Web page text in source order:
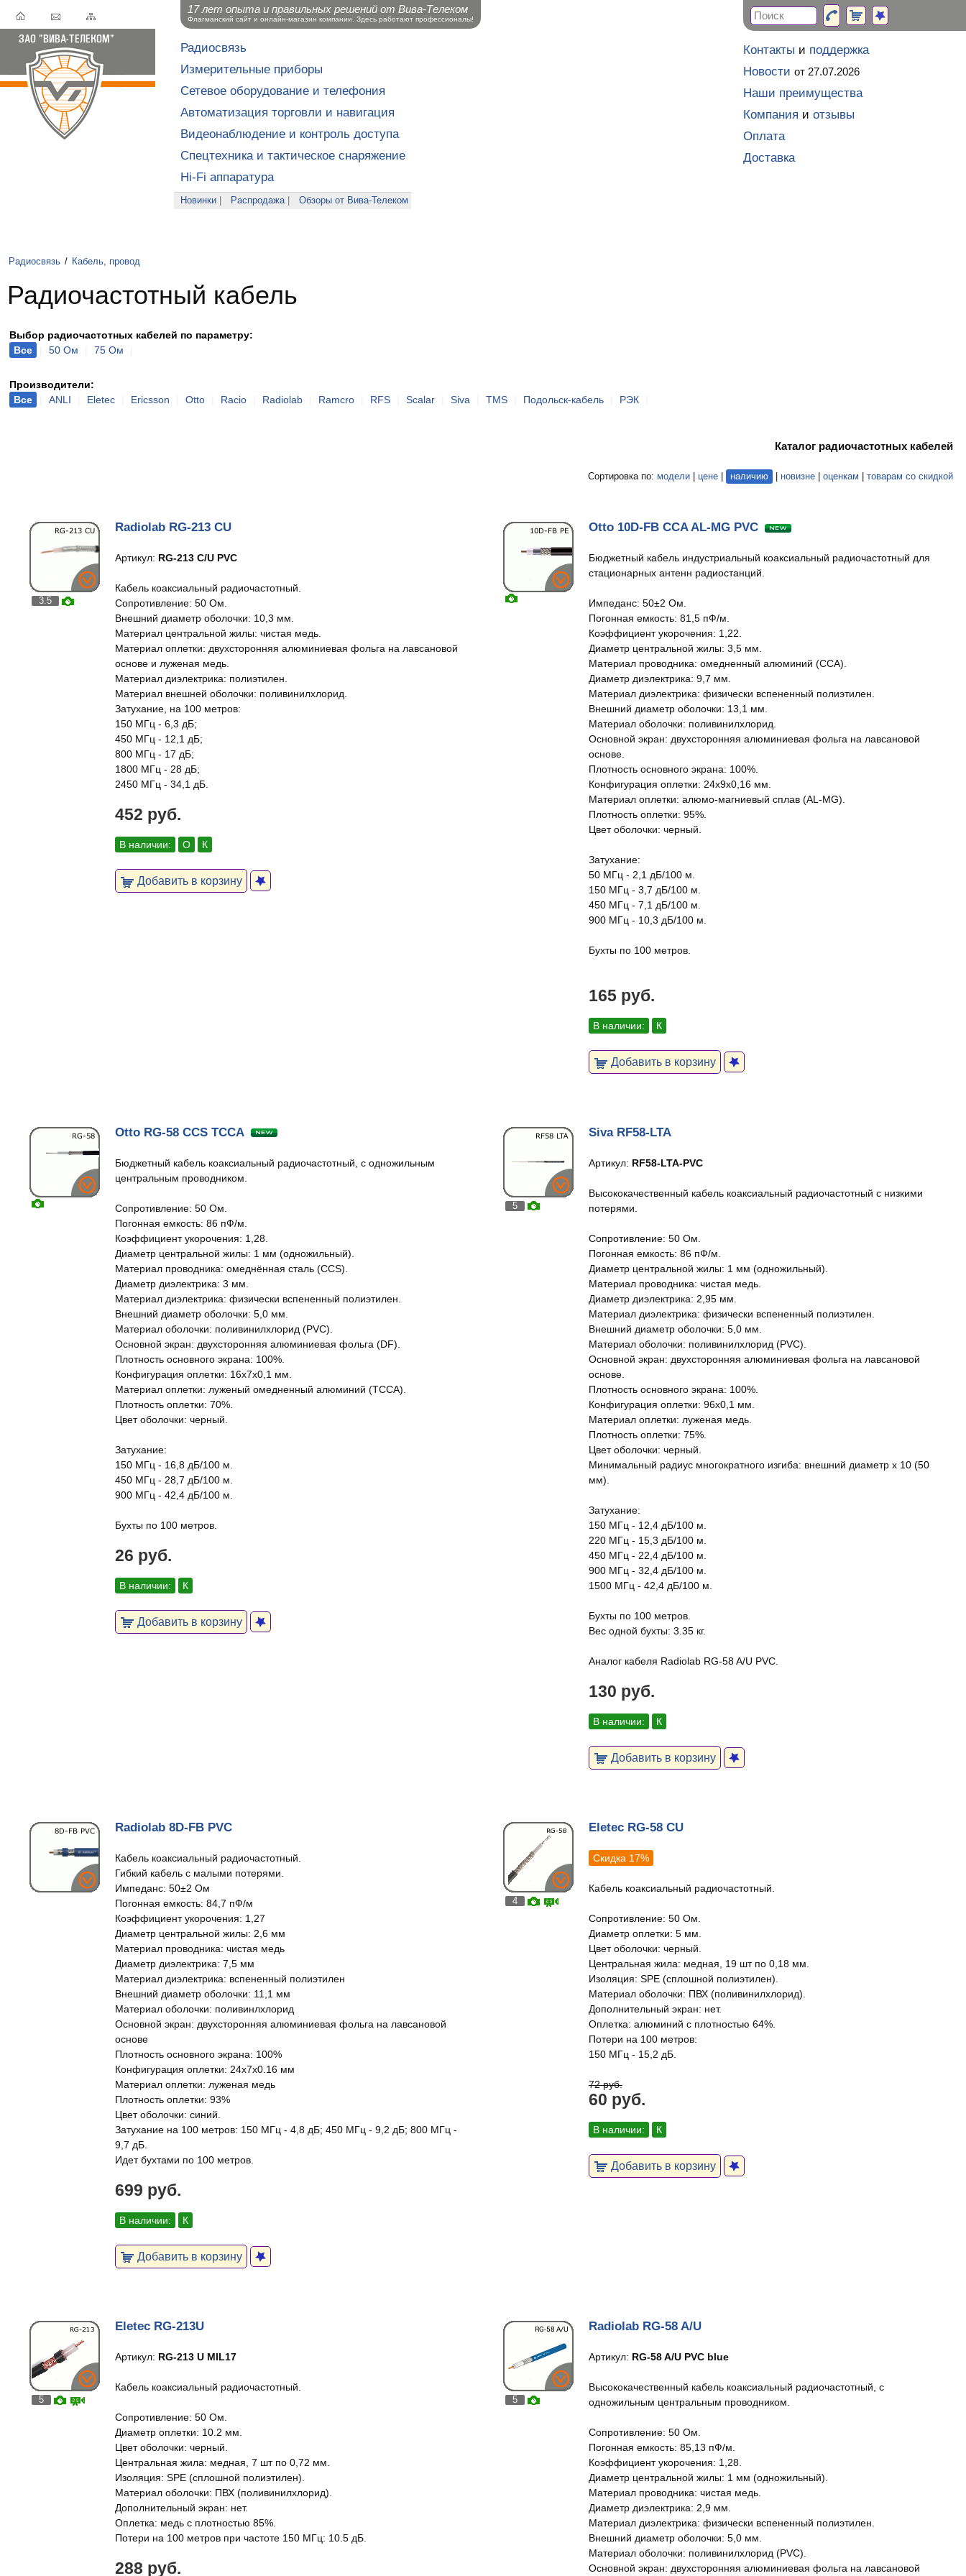
Радиосвязь
Измерительные приборы
Сетевое оборудование и телефония
Автоматизация торговли и навигация
Видеонаблюдение и контроль доступа
Спецтехника и тактическое снаряжение
Hi-Fi аппаратура
Новинки Распродажа| Обзоры от Вива-Телеком
Радиосвязь / Кабель, провод
Радиочастотный кабель
Выбор радиочастотных кабелей по параметру:
Все
50 Ом 75 Ом
Производители:
Все
ANLI Eletec Ericsson Otto Racio Radiolab Ramcro RFS Scalar Siva TMS Подольск-кабель РЭК
Каталог радиочастотных кабелей
Сортировка по: модели цене наличию новизне оценкам товарам со скидкой
3.5
Radiolab RG-213 CU
Артикул: RG-213 C/U PVC
Кабель коаксиальный радиочастотный.
Сопротивление: 50 Ом.
Внешний диаметр оболочки: 10,3 мм.
Материал центральной жилы: чистая медь.
Материал оплетки: двухсторонняя алюминиевая фольга на лавсановой
основе и луженая медь.
Материал диэлектрика: полиэтилен.
Материал внешней оболочки: поливинилхлорид.
Затухание, на 100 метров:
150 МГц - 6,3 дБ;
450 МГц - 12,1 дБ;
800 МГц - 17 дБ;
1800 МГц - 28 дБ;
2450 МГц - 34,1 дБ.
452 руб.
В наличии: О К
Добавить в корзину
Otto 10D-FB CCA AL-MG PVC
Бюджетный кабель индустриальный коаксиальный радиочастотный для
стационарных антенн радиостанций.
Импеданс: 50±2 Ом.
Погонная емкость: 81,5 пФ/м.
Коэффициент укорочения: 1,22.
Диаметр центральной жилы: 3,5 мм.
Материал проводника: омедненный алюминий (CCA).
Диаметр диэлектрика: 9,7 мм.
Материал диэлектрика: физически вспененный полиэтилен.
Внешний диаметр оболочки: 13,1 мм.
Материал оболочки: поливинилхлорид.
Основной экран: двухсторонняя алюминиевая фольга на лавсановой
основе.
Плотность основного экрана: 100%.
Конфигурация оплетки: 24x9x0,16 мм.
Материал оплетки: алюмо-магниевый сплав (AL-MG).
Плотность оплетки: 95%.
Цвет оболочки: черный.
Затухание:
50 МГц - 2,1 дБ/100 м.
150 МГц - 3,7 дБ/100 м.
450 МГц - 7,1 дБ/100 м.
900 МГц - 10,3 дБ/100 м.
Бухты по 100 метров.
165 руб.
В наличии: К
Добавить в корзину
Otto RG-58 CCS TCCA
Бюджетный кабель коаксиальный радиочастотный, с одножильным
центральным проводником.
Сопротивление: 50 Ом.
Погонная емкость: 86 пФ/м.
Коэффициент укорочения: 1,28.
Диаметр центральной жилы: 1 мм (одножильный).
Материал проводника: омеднённая сталь (CCS).
Диаметр диэлектрика: 3 мм.
Материал диэлектрика: физически вспененный полиэтилен.
Внешний диаметр оболочки: 5,0 мм.
Материал оболочки: поливинилхлорид (PVC).
Основной экран: двухсторонняя алюминиевая фольга (DF).
Плотность основного экрана: 100%.
Конфигурация оплетки: 16x7x0,1 мм.
Материал оплетки: луженый омедненный алюминий (TCCA).
Плотность оплетки: 70%.
Цвет оболочки: черный.
Затухание:
150 МГц - 16,8 дБ/100 м.
450 МГц - 28,7 дБ/100 м.
900 МГц - 42,4 дБ/100 м.
Бухты по 100 метров.
26 руб.
В наличии: К
Добавить в корзину
5
Siva RF58-LTA
Артикул: RF58-LTA-PVC
Высококачественный кабель коаксиальный радиочастотный с низкими
потерями.
Сопротивление: 50 Ом.
Погонная емкость: 86 пФ/м.
Диаметр центральной жилы: 1 мм (одножильный).
Материал проводника: чистая медь.
Диаметр диэлектрика: 2,95 мм.
Материал диэлектрика: физически вспененный полиэтилен.
Внешний диаметр оболочки: 5,0 мм.
Материал оболочки: поливинилхлорид (PVC).
Основной экран: двухсторонняя алюминиевая фольга на лавсановой
основе.
Плотность основного экрана: 100%.
Конфигурация оплетки: 96x0,1 мм.
Материал оплетки: луженая медь.
Плотность оплетки: 75%.
Цвет оболочки: черный.
Минимальный радиус многократного изгиба: внешний диаметр х 10 (50
мм).
Затухание:
150 МГц - 12,4 дБ/100 м.
220 МГц - 15,3 дБ/100 м.
450 МГц - 22,4 дБ/100 м.
900 МГц - 32,4 дБ/100 м.
1500 МГц - 42,4 дБ/100 м.
Бухты по 100 метров.
Вес одной бухты: 3.35 кг.
Аналог кабеля Radiolab RG-58 A/U PVC.
130 руб.
В наличии: К
Добавить в корзину
Radiolab 8D-FB PVC
Кабель коаксиальный радиочастотный.
Гибкий кабель с малыми потерями.
Импеданс: 50±2 Ом
Погонная емкость: 84,7 пФ/м
Коэффициент укорочения: 1,27
Диаметр центральной жилы: 2,6 мм
Материал проводника: чистая медь
Диаметр диэлектрика: 7,5 мм
Материал диэлектрика: вспененный полиэтилен
Внешний диаметр оболочки: 11,1 мм
Материал оболочки: поливинлхлорид
Основной экран: двухсторонняя алюминиевая фольга на лавсановой
основе
Плотность основного экрана: 100%
Конфигурация оплетки: 24x7x0.16 мм
Материал оплетки: луженая медь
Плотность оплетки: 93%
Цвет оболочки: синий.
Затухание на 100 метров: 150 МГц - 4,8 дБ; 450 МГц - 9,2 дБ; 800 МГц -
9,7 дБ.
Идет бухтами по 100 метров.
699 руб.
В наличии: К
Добавить в корзину
4
Eletec RG-58 CU
Скидка 17%
Кабель коаксиальный радиочастотный.
Сопротивление: 50 Ом.
Диаметр оплетки: 5 мм.
Цвет оболочки: черный.
Центральная жила: медная, 19 шт по 0,18 мм.
Изоляция: SPE (сплошной полиэтилен).
Материал оболочки: ПВХ (поливинилхлорид).
Дополнительный экран: нет.
Оплетка: алюминий с плотностью 64%.
Потери на 100 метров:
150 МГц - 15,2 дБ.
72 руб.
60 руб.
В наличии: К
Добавить в корзину
5
Eletec RG-213U
Артикул: RG-213 U MIL17
Кабель коаксиальный радиочастотный.
Сопротивление: 50 Ом.
Диаметр оплетки: 10.2 мм.
Цвет оболочки: черный.
Центральная жила: медная, 7 шт по 0,72 мм.
Изоляция: SPE (сплошной полиэтилен).
Материал оболочки: ПВХ (поливинилхлорид).
Дополнительный экран: нет.
Оплетка: медь с плотностью 85%.
Потери на 100 метров при частоте 150 МГц: 10.5 дБ.
288 руб.
5
Radiolab RG-58 A/U
Артикул: RG-58 A/U PVC blue
Высококачественный кабель коаксиальный радиочастотный, с
одножильным центральным проводником.
Сопротивление: 50 Ом.
Погонная емкость: 85,13 пФ/м.
Коэффициент укорочения: 1,28.
Диаметр центральной жилы: 1 мм (одножильный).
Материал проводника: чистая медь.
Диаметр диэлектрика: 2,9 мм.
Материал диэлектрика: физически вспененный полиэтилен.
Внешний диаметр оболочки: 5,0 мм.
Материал оболочки: поливинилхлорид (PVC).
Основной экран: двухсторонняя алюминиевая фольга на лавсановой
Контакты и поддержка
Новости от 27.07.2026
Наши преимущества
Компания и отзывы
Оплата
Доставка
17 лет опыта и правильных решений от Вива-Телеком
Флагманский сайт и онлайн-магазин компании. Здесь работают профессионалы!